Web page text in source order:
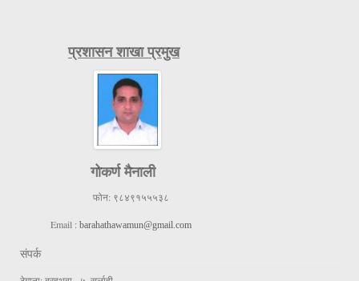
प्रशासन शाखा प्रमुख
गोकर्ण मैनाली
फोन: ९८४९१५५५३८
Email : barahathawamun@gmail.com
संपर्क